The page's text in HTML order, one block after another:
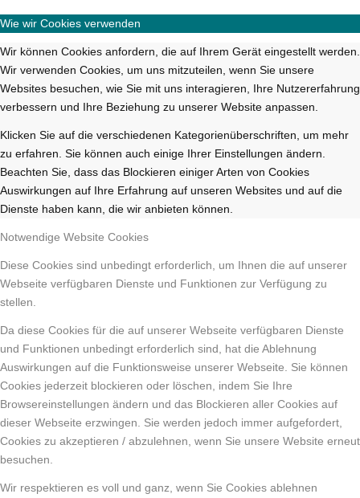
Wie wir Cookies verwenden
Wir können Cookies anfordern, die auf Ihrem Gerät eingestellt werden.
Wir verwenden Cookies, um uns mitzuteilen, wenn Sie unsere
Websites besuchen, wie Sie mit uns interagieren, Ihre Nutzererfahrung
verbessern und Ihre Beziehung zu unserer Website anpassen.
Klicken Sie auf die verschiedenen Kategorienüberschriften, um mehr
zu erfahren. Sie können auch einige Ihrer Einstellungen ändern.
Beachten Sie, dass das Blockieren einiger Arten von Cookies
Auswirkungen auf Ihre Erfahrung auf unseren Websites und auf die
Dienste haben kann, die wir anbieten können.
Notwendige Website Cookies
Diese Cookies sind unbedingt erforderlich, um Ihnen die auf unserer
Webseite verfügbaren Dienste und Funktionen zur Verfügung zu
stellen.
Da diese Cookies für die auf unserer Webseite verfügbaren Dienste
und Funktionen unbedingt erforderlich sind, hat die Ablehnung
Auswirkungen auf die Funktionsweise unserer Webseite. Sie können
Cookies jederzeit blockieren oder löschen, indem Sie Ihre
Browsereinstellungen ändern und das Blockieren aller Cookies auf
dieser Webseite erzwingen. Sie werden jedoch immer aufgefordert,
Cookies zu akzeptieren / abzulehnen, wenn Sie unsere Website erneut
besuchen.
Wir respektieren es voll und ganz, wenn Sie Cookies ablehnen